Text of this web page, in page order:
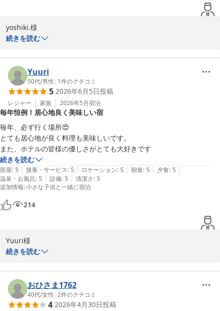
これからも美味しいお料理と心地よいおもてなしでお迎えできるよ
う精進してまいります。フーコ0413様のまたのお帰りを、スタッフ
奥城崎シーサイドホテル
おもてなし実行委員会 岩井幸代
誕生の宿 奥城崎シーサイドホテル
2026-06-24
yoshiki.様
うございました。
お手洗いの広さや出入りのしにくさに関しまして、ご不便をおかけ
し大変心苦しく思っております。
建物の構造上、すぐに大きな改修を行うことは難しいのが現状でご
ざいますが、今後の設備改善の貴重な参考とさせていただきます。
そのような中で「以外は満足」とのお言葉をいただけたことは、私
どもにとりましても大変励みになります。
いただいたご指摘を真摯に受け止め、これからもお客様に快適にお
過ごしいただける環境づくりに努めてまいります
yoshiki.様のまたのお越しを、スタッフ一同心よりお待ち申し上げ
ております。
おもてなし実行委員会 岩井幸代
誕生の宿 奥城崎シーサイドホテル
2026-06-17
続きを読む
Yuuri
50代/男性 | 1件のクチコミ
5 2026年6月5日投稿
レジャー 家族 2026年5月宿泊
毎年恒例！居心地良く美味しい宿
毎年、必ず行く場所😍
とても居心地が良く料理も美味しいです。
続きを読む
部屋: 5 | 接客・サービス: 5 | ロケーション: 5 | 朝食: 5 | 夕食: 5 |
温泉・お風呂: 5 | 設備: 5 | 清潔さ: 5
追加情報:小さな子供と一緒に宿泊
214
Yuuri様
ございます。また、大変励みになる温かいお言葉をお寄せいただき
ましたこと、重ねて御礼申し上げます。
当ホテルを「必ず行く場所」と仰っていただき、私どもにとってこ
続きを読む
おひさま1762
40代/女性 |2件のクチコミ
4 2026年4月30日投稿